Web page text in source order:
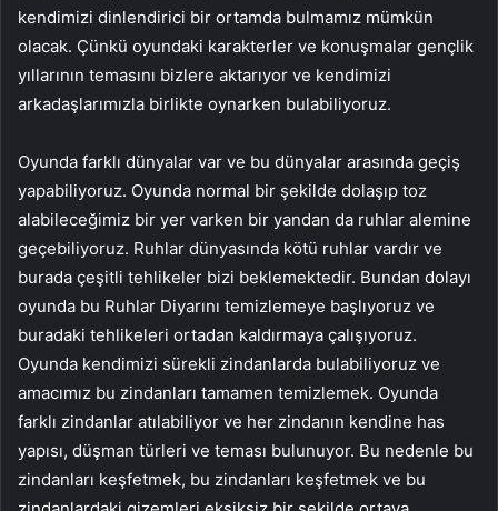
kendimizi dinlendirici bir ortamda bulmamız mümkün
olacak. Çünkü oyundaki karakterler ve konuşmalar gençlik
yıllarının temasını bizlere aktarıyor ve kendimizi
arkadaşlarımızla birlikte oynarken bulabiliyoruz.
Oyunda farklı dünyalar var ve bu dünyalar arasında geçiş
yapabiliyoruz. Oyunda normal bir şekilde dolaşıp toz
alabileceğimiz bir yer varken bir yandan da ruhlar alemine
geçebiliyoruz. Ruhlar dünyasında kötü ruhlar vardır ve
burada çeşitli tehlikeler bizi beklemektedir. Bundan dolayı
oyunda bu Ruhlar Diyarını temizlemeye başlıyoruz ve
buradaki tehlikeleri ortadan kaldırmaya çalışıyoruz.
Oyunda kendimizi sürekli zindanlarda bulabiliyoruz ve
amacımız bu zindanları tamamen temizlemek. Oyunda
farklı zindanlar atılabiliyor ve her zindanın kendine has
yapısı, düşman türleri ve teması bulunuyor. Bu nedenle bu
zindanları keşfetmek, bu zindanları keşfetmek ve bu